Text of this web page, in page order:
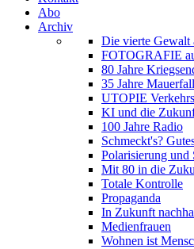
Abo
Archiv
Die vierte Gewalt
FOTOGRAFIE
80 Jahre
35 Jahre Mauerfall
UTOPIE
KI und die
100 Jahre Radio
Schmeckt's?
Polarisierung und
Mit 80 in die
Totale Kontrolle
Propaganda
In Zukunft
Medienfrauen
Wohnen ist